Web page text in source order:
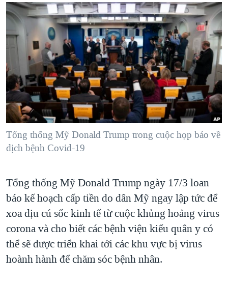
hướng
chính
Đi
"Tìm"
MỤC
TỰ DO BÁO CHÍ
VẠCH TRẦN TIN GIẢ
NGƯỜI VIỆT HẢI NGOẠI
ĐỜI SỐNG
KINH TẾ
KHOA HỌC
SỨC KHOẺ
THỂ THAO
GIÁO DỤC
CHUYÊN ĐỀ
CHIẾN TRANH THƯƠNG MẠI CỦA MỸ: QUÁ KHỨ VÀ HIỆN
TẠI
HÀNH TRÌNH BẦU CỬ 2024
MỘT NĂM CHIẾN TRANH TẠI DẢI GAZA
GIẢI MÃ VÀNH ĐAI & CON ĐƯỜNG
NGÀY TỊ NẠN THẾ GIỚI
TRỊNH VĨNH BÌNH - NGƯỜI HẠ 'BÊN THẮNG CUỘC'
CHI PHÍ CHIẾN TRANH AFGHANISTAN
CÁC GIÁ TRỊ CỘNG HÒA Ở VIỆT NAM
THƯỢNG ĐỈNH TRUMP-KIM TẠI VIỆT NAM
TRỊNH VĨNH BÌNH VS. CHÍNH PHỦ VIỆT NAM
NGƯ DÂN VIỆT VÀ LÀN SÓNG TRỘM HẢI SÂM
HỌC TIẾNG ANH
VIDEO
NGHE
MẠNG XÃ HỘI
Tổng thống Mỹ Donald Trump trong cuộc họp báo về
dịch bệnh Covid-19
Tổng thống Mỹ Donald Trump ngày 17/3 loan
báo kế hoạch cấp tiền do dân Mỹ ngay lập tức để
xoa dịu cú sốc kinh tế từ cuộc khủng hoảng virus
corona và cho biết các bệnh viện kiểu quân y có
thể sẽ được triển khai tới các khu vực bị virus
hoành hành để chăm sóc bệnh nhân.